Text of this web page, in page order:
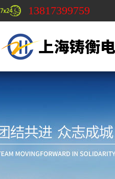
13817399759